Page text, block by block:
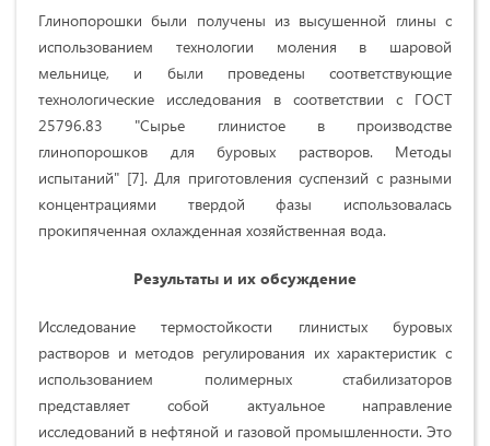
Глинопорошки были получены из высушенной глины с
использованием технологии моления в шаровой
мельнице, и были проведены соответствующие
технологические исследования в соответствии с ГОСТ
25796.83 "Сырье глинистое в производстве
глинопорошков для буровых растворов. Методы
испытаний" [7]. Для приготовления суспензий с разными
концентрациями твердой фазы использовалась
прокипяченная охлажденная хозяйственная вода.
Результаты и их обсуждение
Исследование термостойкости глинистых буровых
растворов и методов регулирования их характеристик с
использованием полимерных стабилизаторов
представляет собой актуальное направление
исследований в нефтяной и газовой промышленности. Это